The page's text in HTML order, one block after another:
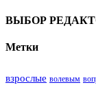
ВЫБОР
Метки
взрослые волевым